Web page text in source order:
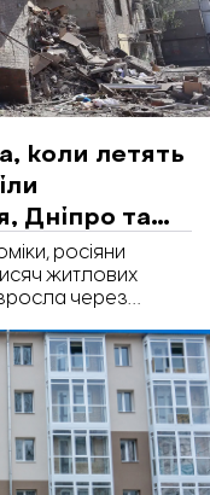
коли летять
Дніпро та
росіяни
житлових
зросла через
закривають
дахи у
повністю
Чому важливо
які труднощі під
Дніпрі та
Запоріжжя».